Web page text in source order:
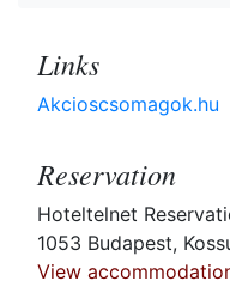
Links
Akcioscsomagok.hu
Reservation
Hoteltelnet
1053 Budapest,
View